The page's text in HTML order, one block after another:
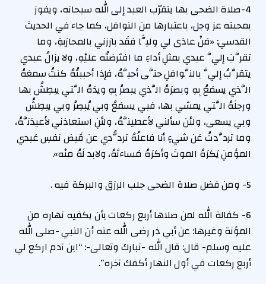
4-صلاة الضحى بها يتقرّب العبد إلى الله سبحانه، ويفوز
بمحبته عز وجل، باعتبارها من النوافل، كما جاء في الحديث
القدسي: «مَنْ عادَى لي وليًّا فقَد بارَزني بالمحارَبةِ، وما
تقرَّبَ إليَّ عبدي بمثلِ أداءِ ما افتَرضتُه عليْهِ، ولا يزالُ عبدي
يتقرَّبُ إليَّ بالنَّوافلِ حتَّى أحبَّهُ، فإذا أحببتُهُ كنتُ سمعَهُ
الَّذي يسمَعُ بِهِ وبصرَهُ الَّذي يبصرُ بِهِ ويدَهُ الَّتي يبطِشُ بها
ورجلَهُ الَّتي يمشي بها، فبي يسمَعُ وبي يُبصِرُ وبي يبطِشُ
وبي يسعى، ولئن سألني لأعطينَّهُ، ولئنِ استعاذني لأعيذنَّهُ،
وما تردَّدتُ عَن شيءٍ أنا فاعلُهُ تردُّدي عن قَبض نفسِ عَبدي
المؤمنِ يَكرَهُ الموتَ وأكرَهُ مَساءتَهُ، ولابد لَهُ منْه».
5- ومن فضل صلاة الضحى جلب الرزق والبركة فيه .
6- كفالة الله لمن صلاها أربع ركعات بأن يكفيه نهاره من
المؤنة وغيرها: عن أبي ذر رضى الله عنه أن النبي -صلى الله
عليه وسلم- قال: قال الله -تبارك وتعالى-: “ابن آدم اركع لي
أربع ركعات في أول النهار أكفك آخره”.